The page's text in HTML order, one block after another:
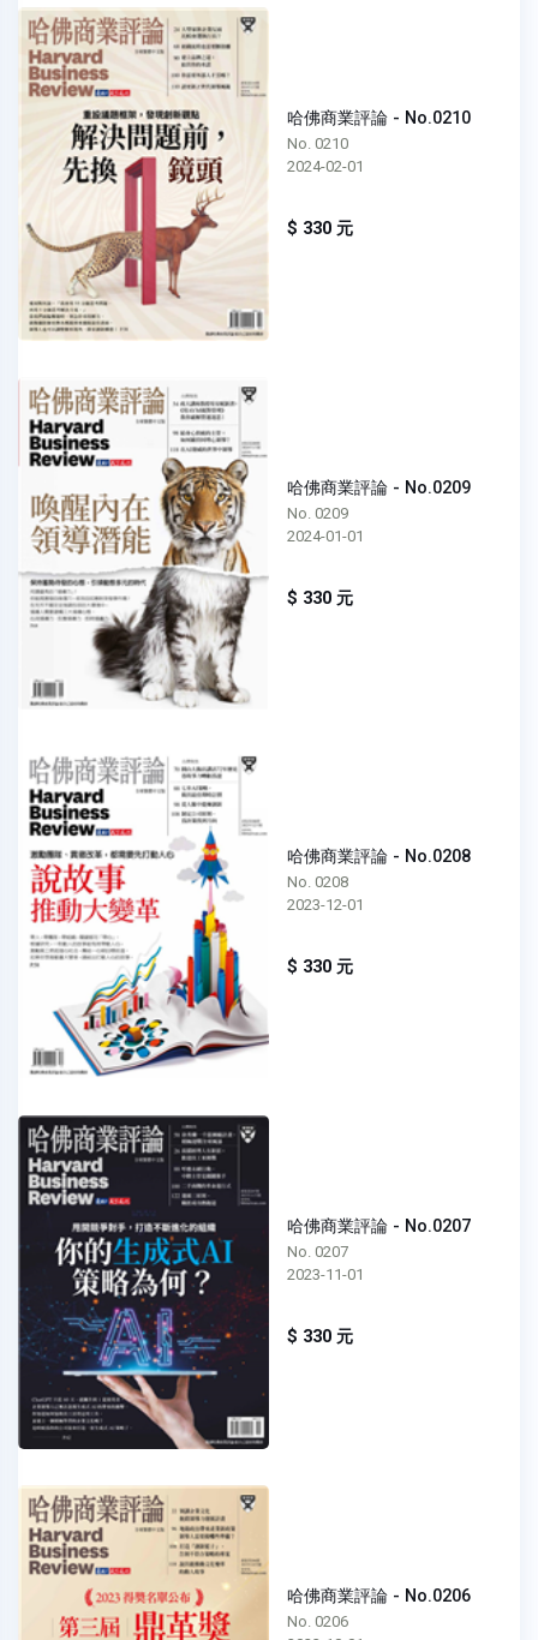
哈佛商業評論 - No.0210
No. 0210
2024-02-01
$ 330 元
哈佛商業評論 - No.0209
No. 0209
2024-01-01
$ 330 元
哈佛商業評論 - No.0208
No. 0208
2023-12-01
$ 330 元
哈佛商業評論 - No.0207
No. 0207
2023-11-01
$ 330 元
哈佛商業評論 - No.0206
No. 0206